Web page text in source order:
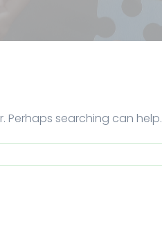
Perhaps searching can help.